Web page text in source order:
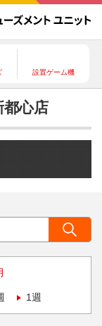
設置ゲーム機
心店
1週